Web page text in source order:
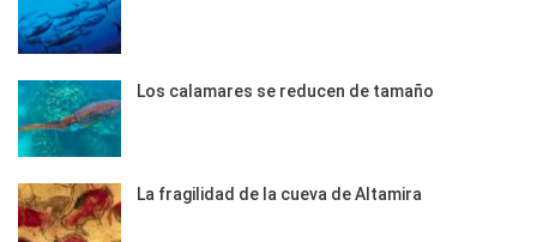
Los calamares se reducen de tamaño
La fragilidad de la cueva de Altamira